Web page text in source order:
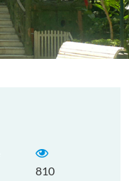
810